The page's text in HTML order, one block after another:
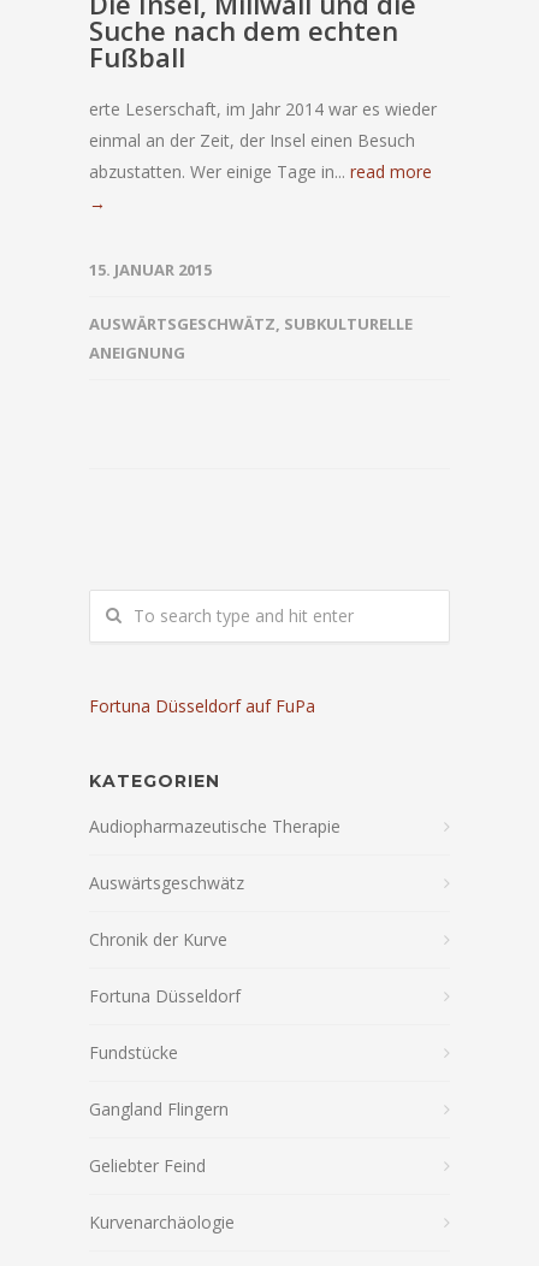
Suche nach dem echten
Fußball
erte Leserschaft, im Jahr 2014 war es wieder
einmal an der Zeit, der Insel einen Besuch
abzustatten. Wer einige Tage in... read more
→
15. JANUAR 2015
AUSWÄRTSGESCHWÄTZ, SUBKULTURELLE
ANEIGNUNG
Fortuna Düsseldorf auf FuPa
KATEGORIEN
Audiopharmazeutische Therapie
Auswärtsgeschwätz
Chronik der Kurve
Fortuna Düsseldorf
Fundstücke
Gangland Flingern
Geliebter Feind
Kurvenarchäologie